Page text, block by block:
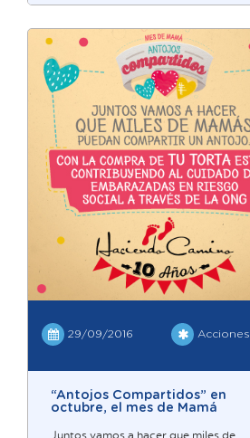
29/09/2016 Acciones
“Antojos Compartidos” en
octubre, el mes de Mamá
Juntos vamos a hacer que miles de